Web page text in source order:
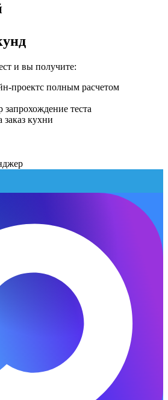
и вы получите:
проектс полным расчетом
теста
кухни